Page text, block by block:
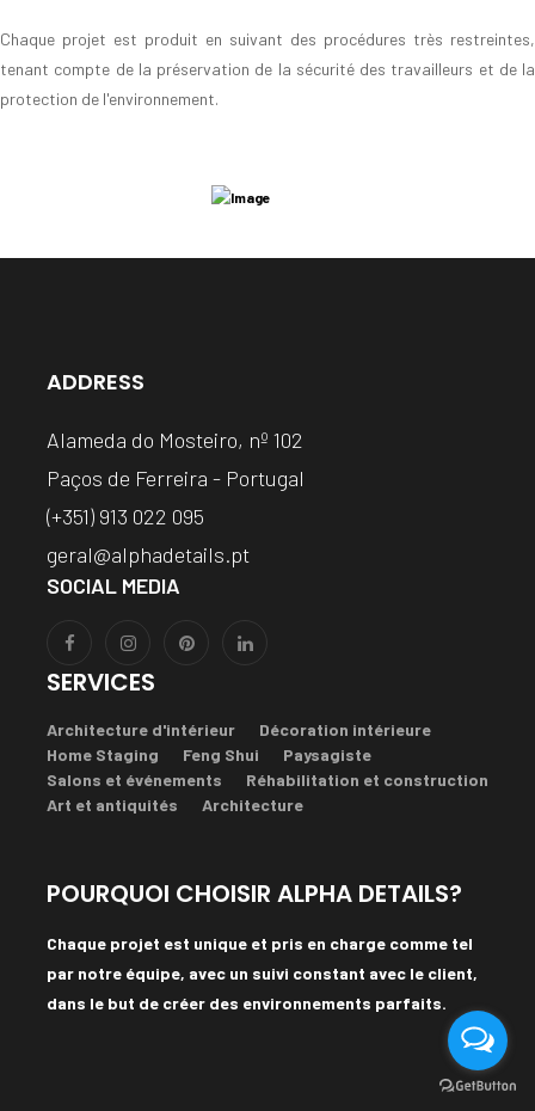
Chaque projet est produit en suivant des procédures très restreintes,
tenant compte de la préservation de la sécurité des travailleurs et de la
protection de l'environnement.
ADDRESS
Alameda do Mosteiro, nº 102
Paços de Ferreira - Portugal
(+351) 913 022 095
geral@alphadetails.pt
SOCIAL MEDIA
SERVICES
Architecture d'intérieur
Décoration intérieure
Home Staging
Feng Shui
Paysagiste
Salons et événements
Réhabilitation et construction
Art et antiquités
Architecture
POURQUOI CHOISIR ALPHA DETAILS?
Chaque projet est unique et pris en charge comme tel
par notre équipe, avec un suivi constant avec le client,
dans le but de créer des environnements parfaits.